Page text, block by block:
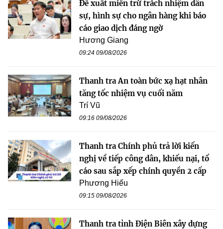
Đề xuất miễn trừ trách nhiệm dân
sự, hình sự cho ngân hàng khi báo
cáo giao dịch đáng ngờ
Hương Giang
09:24 09/08/2026
Thanh tra An toàn bức xạ hạt nhân
tăng tốc nhiệm vụ cuối năm
Trí Vũ
09:16 09/08/2026
Thanh tra Chính phủ trả lời kiến
nghị về tiếp công dân, khiếu nại, tố
cáo sau sắp xếp chính quyền 2 cấp
Phương Hiếu
09:15 09/08/2026
Thanh tra tỉnh Điện Biên xây dựng